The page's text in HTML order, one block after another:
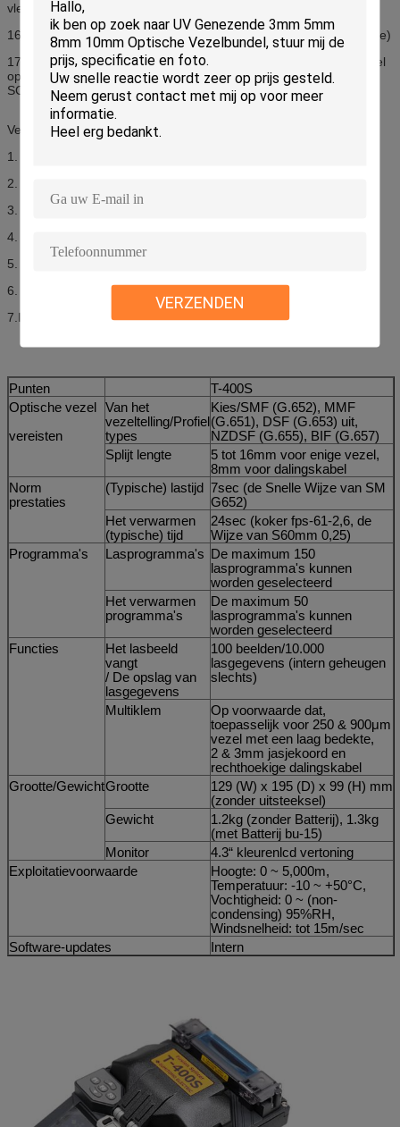
VERZENDEN
vlecht & naakte vezel (Gepatenteerde technologie)
16.New multifunctionele 1+N-inrichting (Gepatenteerde technologie)
17.1+N: één 3 in-1 inrichting (voor rubber-geïsoleerde draad, vezel
optische vlecht, naakte vezel) & facultatieve inrichtingen (voor
SC/LC/FC-schakelaar).
Verpakking:
1.
2. Vezelmes
3. Draag geval
4. Originele batterij
5. AC adapter
6. Wisselstroomkabel
7.Instruction handboek
Punten
T-400S
Optische vezel
vereisten
Van het
vezeltelling/Profiel
types
Kies/SMF (G.652), MMF
(G.651), DSF (G.653) uit,
NZDSF (G.655), BIF (G.657)
Splijt lengte
5 tot 16mm voor enige vezel,
8mm voor dalingskabel
Norm
prestaties
(Typische) lastijd 7sec (de Snelle Wijze van SM
G652)
Het verwarmen
(typische) tijd
24sec (koker fps-61-2,6, de
Wijze van S60mm 0,25)
Programma's
Lasprogramma's De maximum 150
lasprogramma's kunnen
worden geselecteerd
Het verwarmen
programma's
De maximum 50
lasprogramma's kunnen
worden geselecteerd
Functies
Het lasbeeld
vangt
/ De opslag van
lasgegevens
100 beelden/10.000
lasgegevens (intern geheugen
slechts)
Multiklem
Op voorwaarde dat,
toepasselijk voor 250 & 900μm
vezel met een laag bedekte,
2 & 3mm jasjekoord en
rechthoekige dalingskabel
Grootte/GewichtGrootte
129 (W) x 195 (D) x 99 (H) mm
(zonder uitsteeksel)
Gewicht
1.2kg (zonder Batterij), 1.3kg
(met Batterij bu-15)
Monitor
4.3“ kleurenlcd vertoning
Exploitatievoorwaarde
Hoogte: 0 ~ 5,000m,
Temperatuur: -10 ~ +50°C,
Vochtigheid: 0 ~ (non-
condensing) 95%RH,
Windsnelheid: tot 15m/sec
Software-updates
Intern